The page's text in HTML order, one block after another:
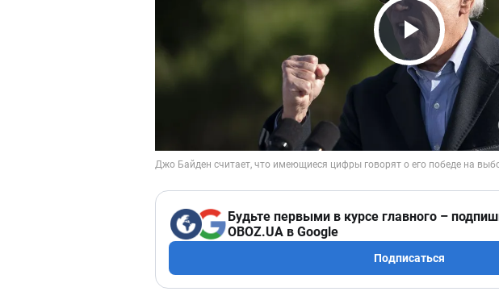
Play
Будьте первыми в курсе главного –
OBOZ.UA в Google
Подписаться